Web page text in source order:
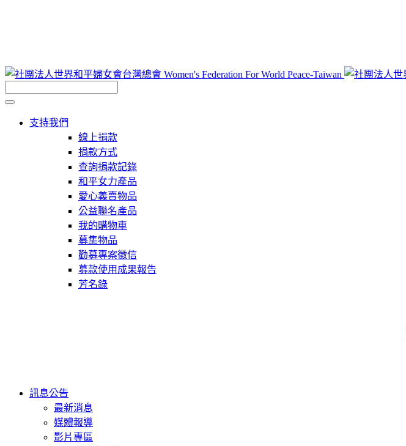
支持我們
線上捐款
捐款方式
查詢捐款記錄
和平女力產品
愛心義賣物品
公益聯名產品
我的購物車
募集物品
勸募專案徵信
募款使用成果報告
芳名錄
訊息公告
最新消息
媒體報導
影片專區